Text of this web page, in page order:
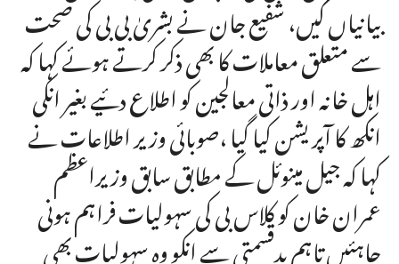
بیانیاں کیں، شفیع جان نے بشریٰ بی بی کی صحت
سے متعلق معاملات کا بھی ذکر کرتے ہوئے کہا کہ
اہل خانہ اور ذاتی معالجین کو اطلاع دئیے بغیر انکی
انکھ کا آپریشن کیا گیا ،صوبائی وزیر اطلاعات نے
کہا کہ جیل مینوئل کے مطابق سابق وزیراعظم
عمران خان کو کلاس بی کی سہولیات فراہم ہونی
چاہئیں تاہم بدقسمتی سے انکو وہ سہولیات بھی